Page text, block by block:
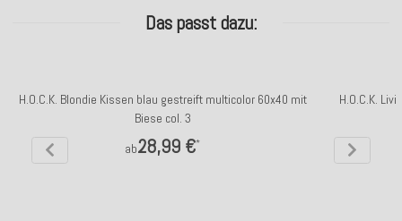
Das passt dazu:
H.O.C.K. Blondie Kissen blau gestreift multicolor 60x40 mit
Biese col. 3
ab28,99 €*
H.O.C.K.